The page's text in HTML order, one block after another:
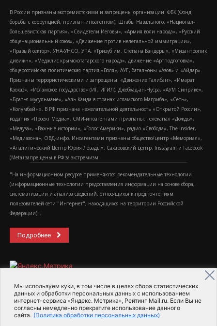
Мы используем куки, в том числе в целях сбора статистических
данных и обработки персональных данных с использованием
интернет-сервиса «Яндекс. Метрика», Рейтинг Mail.ru. Если Вы не
согласны немедленно прекратите использование данного
сайта. (Политика обработки персональных данных)
В России признаны экстремистскими и запрещены организации: ФБК (Фонд
борьбы с коррупцией, признан иноагентом), Штабы Навального, «Национал-
большевистская партия», «Свидетели Иеговы», «Армия воли народа», «Русский
общенациональный союз», «Движение против нелегальной иммиграции»,
«Правый сектор», УНА-УНСО, УПА, «Тризуб им. Степана Бандеры», «Мизантропик
дивижн», «Меджлис крымскотатарского народа», движение «Артподготовка»,
общероссийская политическая партия «Воля», АУЕ, батальоны «Азов» и «Айдар».
Признаны террористическими и запрещены: «Движение Талибан», «Имарат
Кавказ», «Исламское государство» (ИГ, ИГИЛ), Джебхад-ан-Нусра, «АУМ Синрике»,
«Братья-мусульмане», «Аль-Каида в странах исламского Магриба», «Сеть»,
«Колумбайн». В РФ признана нежелательной деятельность «Открытой России»,
издания «Проект Медиа». СМИ-иноагентами признаны: телеканал «Дождь»,
«Медуза», «Важные истории», «Голос Америки», радио «Свобода», The Insider,
«Медиазона», ОВД-инфо. Иноагентами признаны общество/центр «Мемориал»,
«Аналитический Центр Юрия Левады», Сахаровский центр. Instagram и Facebook
(Metа) запрещены в РФ за экстремизм.
"На информационном ресурсе применяются рекомендательные технологии
(информационные технологии предоставления информации на основе сбора,
систематизации и анализа сведений, относящихся к предпочтениям
пользователей сети "Интернет", находящихся на территории Российской
Федерации)".
Подробнее
2015-2026- Информационное агентство МедиаПоток